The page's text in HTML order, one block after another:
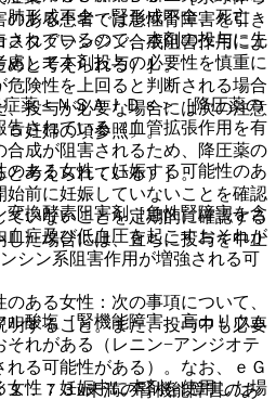
ある患者では急性腎障害を引き
タグランジン合成阻害作用によ
めと考えられる）］。
薬＜ＮＳＡＩＤｓ＞［降圧薬の
されている（血管拡張作用を有
成が阻害されるため、降圧薬の
考えられている）］。
換酵素阻害剤［急性腎障害を含
症及び低血圧を起こすおそれが
シン系阻害作用が増強される可
酸塩［腎機能障害、高カリウム
れがある（レニン−アンジオテ
る可能性がある）。なお、ｅＧ
１．７３u未満の腎機能障害のあ
形成不全・腎形成不全、死亡
れているので、本剤の投与に先
して本剤投与の必要性を慎重に
険性を上回ると判断される場合
投与が必要な場合には次の注意
５妊婦の項参照〕。
ある女性：妊娠する可能性のあ
始前に妊娠していないことを確認
ていないことを定期的に確認する
た場合には、直ちに投与を中止
ある女性：次の事項について、
すること。また、投与中も必要
性：妊娠中に本剤を使用した場